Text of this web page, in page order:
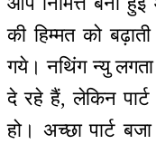
की हिम्मत को
गये। नथिंग न्यु लगता
दे रहे हैं, लेकिन
हो। अच्छा पार्ट